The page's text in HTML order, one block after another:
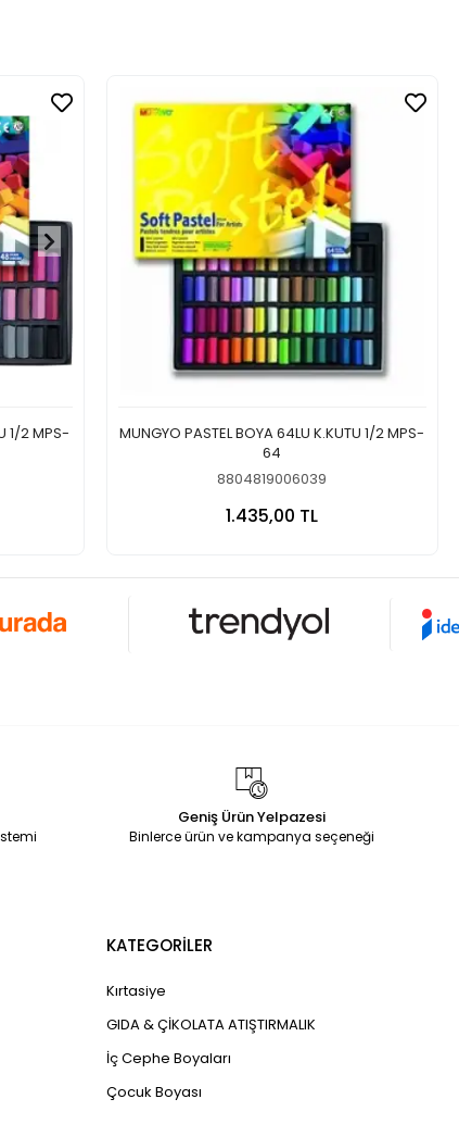
1/2 MPS-
MUNGYO PASTEL BOYA 64LU K.KUTU 1/2 MPS-
64
8804819006039
1.435,00 TL
Geniş Ürün Yelpazesi
Binlerce ürün ve kampanya seçeneği
KATEGORİLER
Kırtasiye
GIDA & ÇİKOLATA ATIŞTIRMALIK
İç Cephe Boyaları
Çocuk Boyası